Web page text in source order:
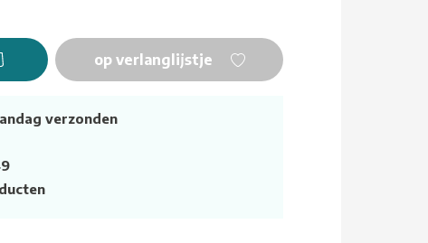
op verlanglijstje
verzonden